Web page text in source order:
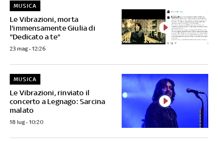
Le Vibrazioni, morta
l'immensamente Giulia di
"Dedicato a te"
MUSICA
23 mag - 12:26
Le Vibrazioni, rinviato il
concerto a Legnago: Sarcina
malato
MUSICA
18 lug - 10:20